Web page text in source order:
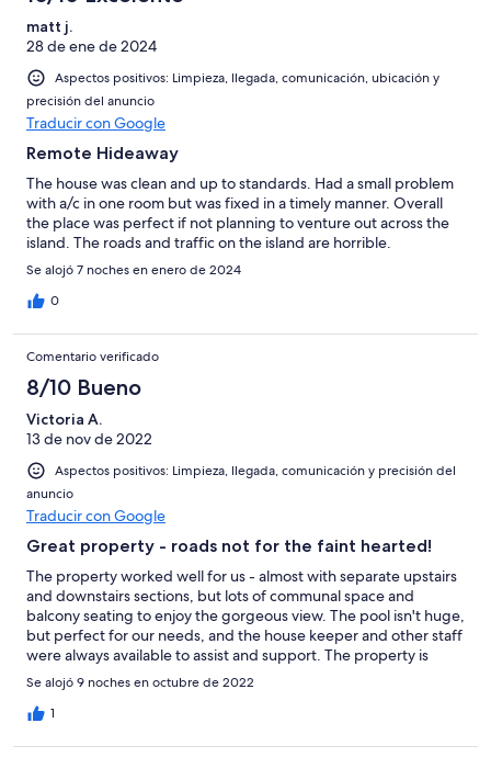
matt j.
28 de ene de 2024
Aspectos positivos: Limpieza, llegada, comunicación, ubicación y
precisión del anuncio
Traducir con Google
Remote Hideaway
The house was clean and up to standards. Had a small problem
with a/c in one room but was fixed in a timely manner. Overall
the place was perfect if not planning to venture out across the
island. The roads and traffic on the island are horrible.
Se alojó 7 noches en enero de 2024
0
Comentario verificado
8/10 Bueno
Victoria A.
13 de nov de 2022
Aspectos positivos: Limpieza, llegada, comunicación y precisión del
anuncio
Traducir con Google
Great property - roads not for the faint hearted!
The property worked well for us - almost with separate upstairs
and downstairs sections, but lots of communal space and
balcony seating to enjoy the gorgeous view. The pool isn't huge,
but perfect for our needs, and the house keeper and other staff
were always available to assist and support. The property is
definitely more remote than some, so take this into account as
you plan!
Se alojó 9 noches en octubre de 2022
1